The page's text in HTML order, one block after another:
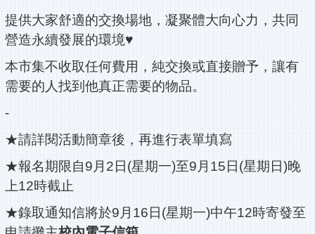
提供大家舒適的交換場地，凝聚體大向心力，共同
營造永續發展的環境♥
本市集不收取任何費用，純交換或直接贈予，讓有
需要的人找到他真正需要的物品。
-
★請詳閱活動簡章後，再進行表單填寫
★報名期限自9月2日(星期一)至9月15日(星期日)晚
上12時截止
★錄取通知信將於9月16日(星期一)中午12時寄發至